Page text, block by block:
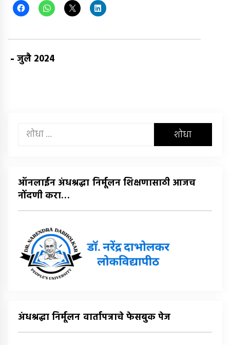
- जुलै 2024
यांचा
ऑनलाईन अंधश्रद्धा निर्मूलन शिक्षणासाठी आजच
नोंदणी करा…
अंधश्रद्धा निर्मूलन वार्तापत्राचे फेसबुक पेज